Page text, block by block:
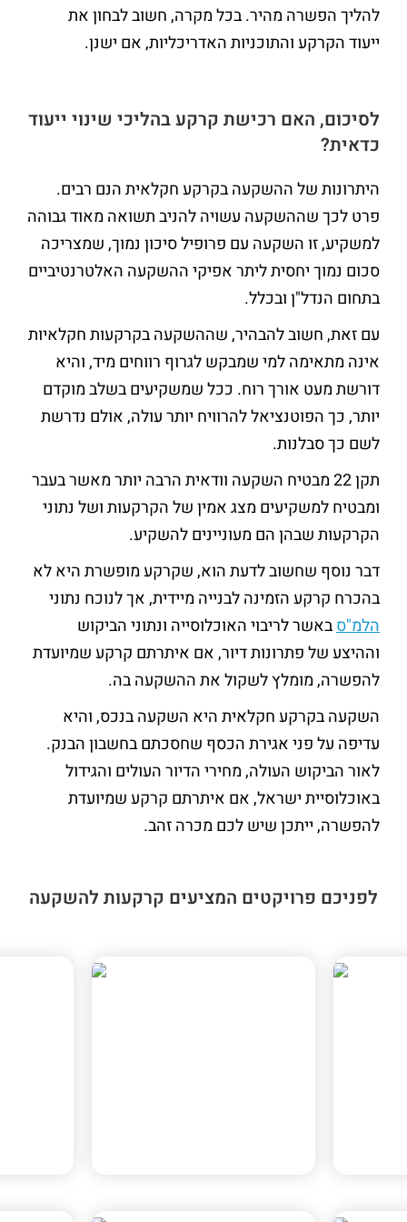
להליך הפשרה מהיר. בכל מקרה, חשוב לבחון את
ייעוד הקרקע והתוכניות האדריכליות, אם ישנן.
לסיכום, האם רכישת קרקע בהליכי שינוי ייעוד
כדאית?
היתרונות של ההשקעה בקרקע חקלאית הנם רבים.
פרט לכך שההשקעה עשויה להניב תשואה מאוד גבוהה
למשקיע, זו השקעה עם פרופיל סיכון נמוך, שמצריכה
סכום נמוך יחסית ליתר אפיקי ההשקעה האלטרנטיביים
בתחום הנדל"ן ובכלל.
עם זאת, חשוב להבהיר, שההשקעה בקרקעות חקלאיות
אינה מתאימה למי שמבקש לגרוף רווחים מיד, והיא
דורשת מעט אורך רוח. ככל שמשקיעים בשלב מוקדם
יותר, כך הפוטנציאל להרוויח יותר עולה, אולם נדרשת
לשם כך סבלנות.
תקן 22 מבטיח השקעה וודאית הרבה יותר מאשר בעבר
ומבטיח למשקיעים מצג אמין של הקרקעות ושל נתוני
הקרקעות שבהן הם מעוניינים להשקיע.
דבר נוסף שחשוב לדעת הוא, שקרקע מופשרת היא לא
בהכרח קרקע הזמינה לבנייה מיידית, אך לנוכח נתוני
הלמ"סבאשר לריבוי האוכלוסייה ונתוני הביקוש
וההיצע של פתרונות דיור, אם איתרתם קרקע שמיועדת
להפשרה, מומלץ לשקול את ההשקעה בה.
השקעה בקרקע חקלאית היא השקעה בנכס, והיא
עדיפה על פני אגירת הכסף שחסכתם בחשבון הבנק.
לאור הביקוש העולה, מחירי הדיור העולים והגידול
באוכלוסיית ישראל, אם איתרתם קרקע שמיועדת
להפשרה, ייתכן שיש לכם מכרה זהב.
לפניכם פרויקטים המציעים קרקעות להשקעה